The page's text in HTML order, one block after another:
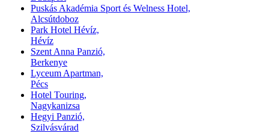
Puskás Akadémia Sport és Welness Hotel,
Alcsútdoboz
Park Hotel Hévíz,
Hévíz
Szent Anna Panzió,
Berkenye
Lyceum Apartman,
Pécs
Hotel Touring,
Nagykanizsa
Hegyi Panzió,
Szilvásvárad